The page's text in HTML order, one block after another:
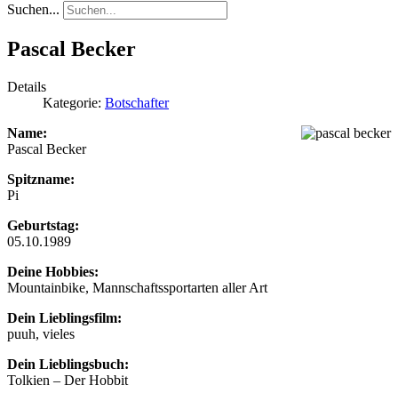
Suchen...
Pascal Becker
Details
Kategorie: Botschafter
Name:
Pascal Becker
Spitzname:
Pi
Geburtstag:
05.10.1989
Deine Hobbies:
Mountainbike, Mannschaftssportarten aller Art
Dein Lieblingsfilm:
puuh, vieles
Dein Lieblingsbuch:
Tolkien – Der Hobbit